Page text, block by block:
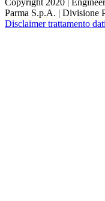
Parma S.p.A. | Divisione
Disclaimer trattamento